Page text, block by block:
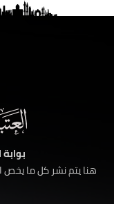
هنا يتم نشر كل ما يخص